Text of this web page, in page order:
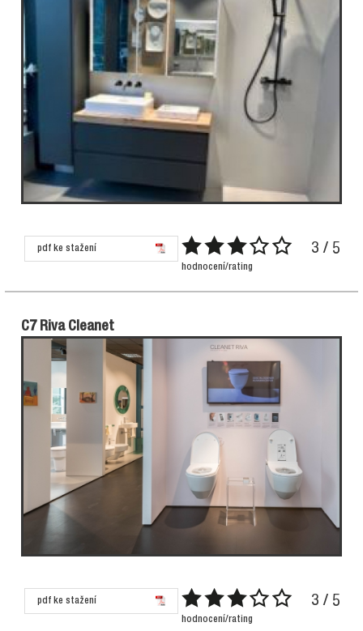
pdf ke stažení 3 / 5
hodnocení/rating
C7 Riva Cleanet
pdf ke stažení 3 / 5
hodnocení/rating